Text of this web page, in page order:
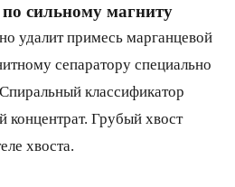
сильному магниту
удалит примесь марганцевой
сепаратору специально
классификатор
концентрат. Грубый хвост
хвоста.